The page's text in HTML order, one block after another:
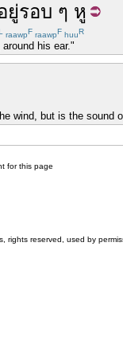
ยู่รอบ ๆ หู
raawpF raawpF huuR
his ear."
wind, but is the sound
for this page
rights reserved, used by